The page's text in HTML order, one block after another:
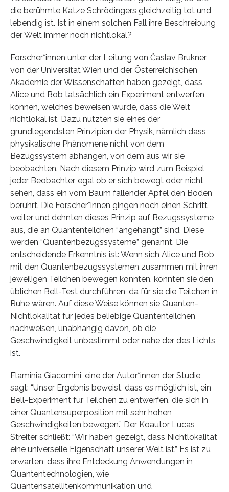
die berühmte Katze Schrödingers gleichzeitig tot und
lebendig ist. Ist in einem solchen Fall ihre Beschreibung
der Welt immer noch nichtlokal?
Forscher*innen unter der Leitung von Časlav Brukner
von der Universität Wien und der Österreichischen
Akademie der Wissenschaften haben gezeigt, dass
Alice und Bob tatsächlich ein Experiment entwerfen
können, welches beweisen würde, dass die Welt
nichtlokal ist. Dazu nutzten sie eines der
grundlegendsten Prinzipien der Physik, nämlich dass
physikalische Phänomene nicht von dem
Bezugssystem abhängen, von dem aus wir sie
beobachten. Nach diesem Prinzip wird zum Beispiel
jeder Beobachter, egal ob er sich bewegt oder nicht,
sehen, dass ein vom Baum fallender Apfel den Boden
berührt. Die Forscher*innen gingen noch einen Schritt
weiter und dehnten dieses Prinzip auf Bezugssysteme
aus, die an Quantenteilchen “angehängt” sind. Diese
werden “Quantenbezugssysteme” genannt. Die
entscheidende Erkenntnis ist: Wenn sich Alice und Bob
mit den Quantenbezugssystemen zusammen mit ihren
jeweiligen Teilchen bewegen könnten, könnten sie den
üblichen Bell-Test durchführen, da für sie die Teilchen in
Ruhe wären. Auf diese Weise können sie Quanten-
Nichtlokalität für jedes beliebige Quantenteilchen
nachweisen, unabhängig davon, ob die
Geschwindigkeit unbestimmt oder nahe der des Lichts
ist.
Flaminia Giacomini, eine der Autor*innen der Studie,
sagt: “Unser Ergebnis beweist, dass es möglich ist, ein
Bell-Experiment für Teilchen zu entwerfen, die sich in
einer Quantensuperposition mit sehr hohen
Geschwindigkeiten bewegen.” Der Koautor Lucas
Streiter schließt: “Wir haben gezeigt, dass Nichtlokalität
eine universelle Eigenschaft unserer Welt ist.” Es ist zu
erwarten, dass ihre Entdeckung Anwendungen in
Quantentechnologien, wie
Quantensatellitenkommunikation und